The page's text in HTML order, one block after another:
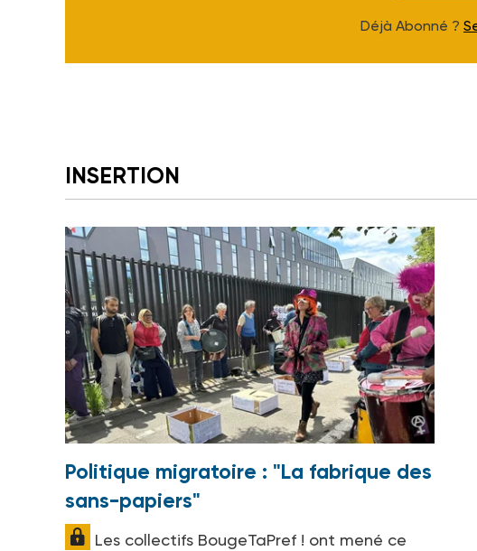
Déjà Abonné ?
INSERTION
Politique migratoire : "La fabrique des
sans-papiers"
Les collectifs BougeTaPref ! ont mené ce